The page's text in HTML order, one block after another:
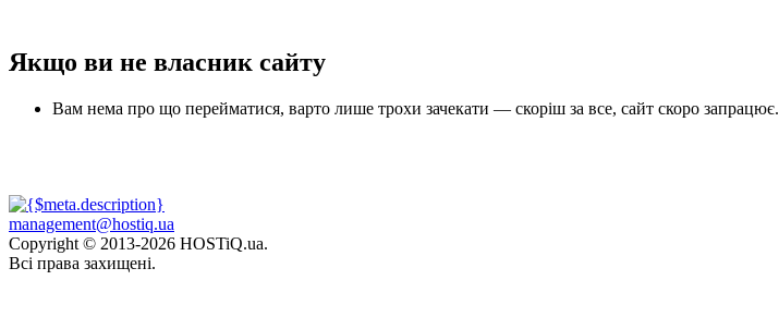
Якщо ви не власник сайту
Вам нема про що перейматися, варто лише трохи зачекати — скоріш за все, сайт скоро запрацює.
management@hostiq.ua
Copyright © 2013-2026 HOSTiQ.ua.
Всі права захищені.